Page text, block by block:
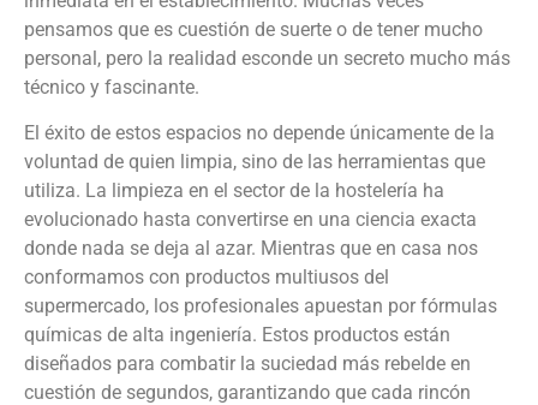
pensamos que es cuestión de suerte o de tener mucho
personal, pero la realidad esconde un secreto mucho más
técnico y fascinante.
El éxito de estos espacios no depende únicamente de la
voluntad de quien limpia, sino de las herramientas que
utiliza. La limpieza en el sector de la hostelería ha
evolucionado hasta convertirse en una ciencia exacta
donde nada se deja al azar. Mientras que en casa nos
conformamos con productos multiusos del
supermercado, los profesionales apuestan por fórmulas
químicas de alta ingeniería. Estos productos están
diseñados para combatir la suciedad más rebelde en
cuestión de segundos, garantizando que cada rincón